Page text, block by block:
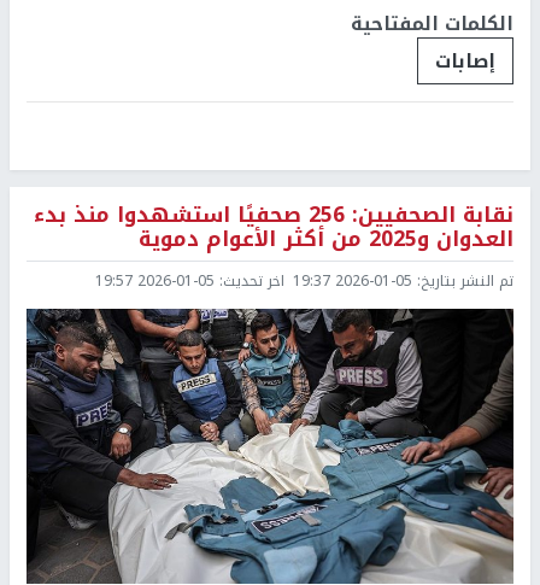
الكلمات المفتاحية
إصابات
نقابة الصحفيين: 256 صحفيًا استشهدوا منذ بدء
العدوان و2025 من أكثر الأعوام دموية
تم النشر بتاريخ: 2026-01-05 19:37 اخر تحديث: 2026-01-05 19:57